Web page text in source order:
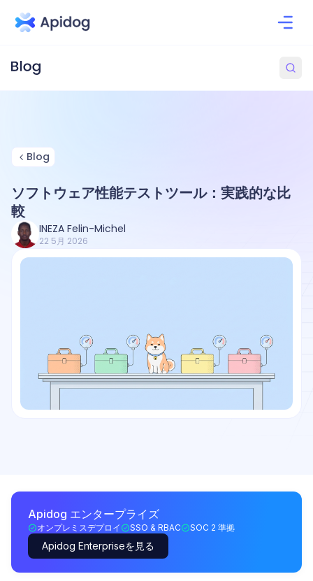
Blog
ソフトウェア性能テストツール：実践的な比
較
INEZA Felin-Michel
22 5月 2026
Apidog エンタープライズ
オンプレミスデプロイ SSO & RBAC SOC 2 準拠
Apidog Enterpriseを見る